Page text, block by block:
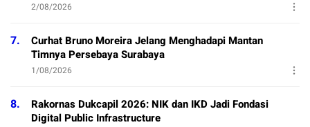
2/08/2026
7.
Curhat Bruno Moreira Jelang Menghadapi Mantan
Timnya Persebaya Surabaya
1/08/2026
8.
Rakornas Dukcapil 2026: NIK dan IKD Jadi Fondasi
Digital Public Infrastructure